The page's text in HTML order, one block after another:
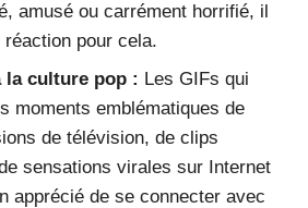
amusé ou carrément horrifié, il
pour cela.
la culture pop : Les GIFs qui
moments emblématiques de
de télévision, de clips
sensations virales sur Internet
apprécié de se connecter avec